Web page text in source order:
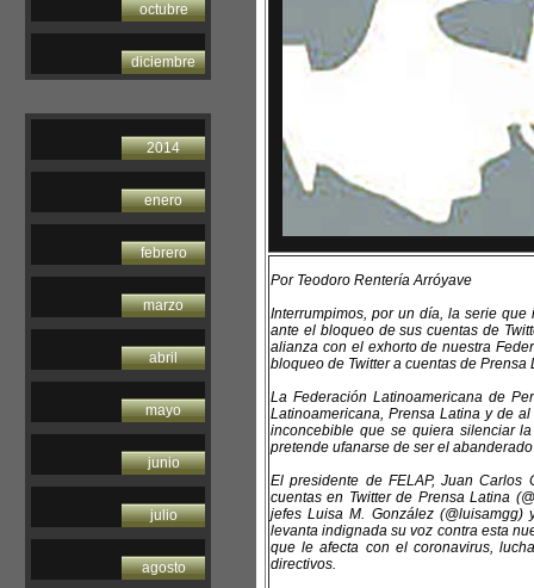
octubre
diciembre
2014
enero
febrero
marzo
abril
mayo
junio
julio
agosto
Por Teodoro Rentería Arróyave
Interrumpimos, por un día, la serie
ante el bloqueo de sus cuentas de
alianza con el exhorto de nuestra
bloqueo de Twitter a cuentas de Prensa
La Federación Latinoamericana de
Latinoamericana, Prensa Latina y de
inconcebible que se quiera silenciar
pretende ufanarse de ser el
El presidente de FELAP, Juan
cuentas en Twitter de Prensa Latina
jefes Luisa M. González
levanta indignada su voz contra esta
que le afecta con el coronavirus,
directivos.